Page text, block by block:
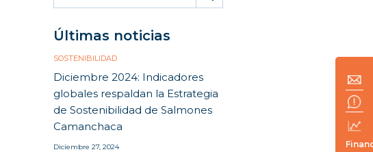
for:
Últimas noticias
SOSTENIBILIDAD
Diciembre 2024: Indicadores
globales respaldan la Estrategia
de Sostenibilidad de Salmones
Camanchaca
Diciembre 27, 2024